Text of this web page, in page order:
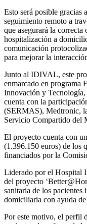
Esto será posible gracias
seguimiento remoto a
que asegurará la
hospitalización a
comunicación
para mejorar la
Junto al IDIVAL, este
enmarcado en programa
Innovación y
cuenta con la
(SERMAS), Medtronic,
Servicio Compartido del
El proyecto cuenta con
(1.396.150 euros) de los
financiados por la
Liderado por el Hospital
del proyecto
sanitaria de los
domiciliaria con ayuda
Por este motivo, el perfil